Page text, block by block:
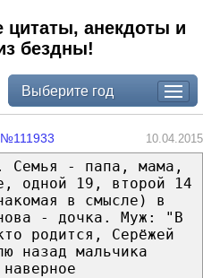
анекдоты и
бездны!
Выберите год
№111933 10.04.2015
Семья - папа, мама,
одной 19, второй 14
в смысле) в
- дочка. Муж: "В
родится, Серёжей
назад мальчика